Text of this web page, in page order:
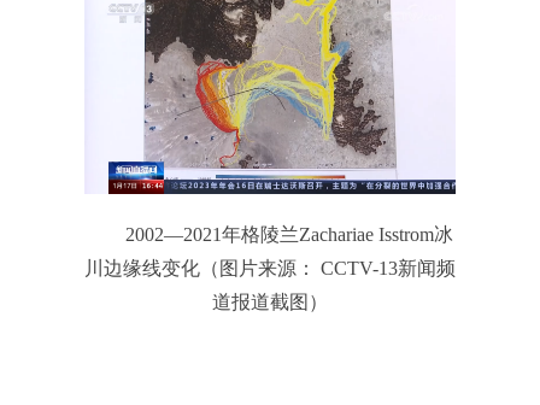
2002—2021年格陵兰Zachariae Isstrom冰
川边缘线变化（图片来源： CCTV-13新闻频
道报道截图）